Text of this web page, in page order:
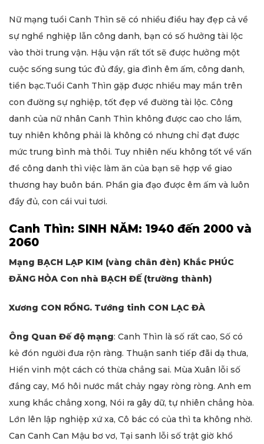
Nữ mạng tuổi Canh Thìn sẽ có nhiều điều hay đẹp cả về
sự nghề nghiệp lẫn công danh, bạn có số hưởng tài lộc
vào thời trung vận. Hậu vận rất tốt sẽ được hưởng một
cuộc sống sung túc đủ đầy, gia đình êm ấm, công danh,
tiền bạc.Tuổi Canh Thìn gặp được nhiều may mắn trên
con đường sự nghiệp, tốt đẹp về đường tài lộc. Công
danh của nữ nhân Canh Thìn không được cao cho lắm,
tuy nhiên không phải là không có nhưng chỉ đạt được
mức trung bình mà thôi. Tuy nhiên nếu không tốt về vấn
đề công danh thì việc làm ăn của bạn sẽ hợp về giao
thương hay buôn bán. Phần gia đạo được êm ấm và luôn
đầy đủ, con cái vui tươi.
Canh Thìn: SINH NĂM: 1940 đến 2000 và
2060
Mạng BẠCH LẠP KIM (vàng chân đèn) Khắc PHÚC
ĐĂNG HỎA Con nhà BẠCH ĐẾ (trường thành)
Xương CON RỒNG. Tướng tinh CON LẠC ĐÀ
Ông Quan Đế độ mạng: Canh Thìn là số rất cao, Số có
kẻ đón người đưa rộn ràng. Thuận sanh tiếp đãi dạ thưa,
Hiển vinh một cách có thừa chẳng sai. Mùa Xuân lỗi số
đắng cay, Mồ hôi nước mắt chảy ngay ròng ròng. Anh em
xung khắc chẳng xong, Nói ra gây dữ, tự nhiên chẳng hòa.
Lớn lên lập nghiệp xứ xa, Cô bác có của thì ta không nhờ.
Can Canh Can Mậu bơ vơ, Tại sanh lỗi số trật giờ khổ